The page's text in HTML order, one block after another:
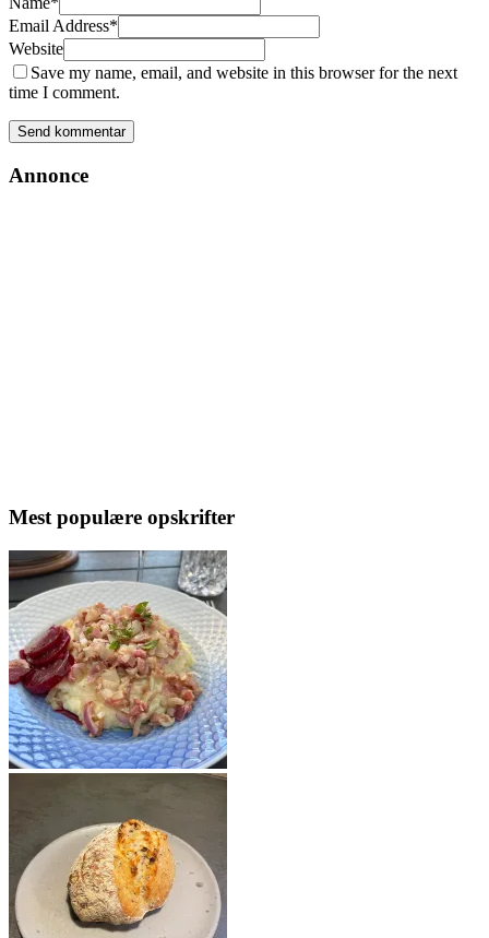
Email Address*
Website
Save my name, email, and website in this browser for the next
time I comment.
Annonce
Mest populære opskrifter